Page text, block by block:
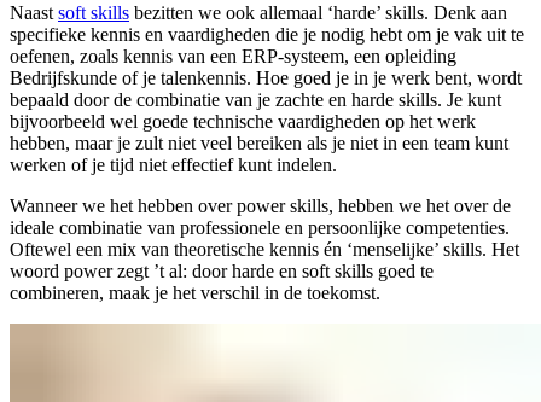
Naast soft skills bezitten we ook allemaal ‘harde’ skills. Denk aan
specifieke kennis en vaardigheden die je nodig hebt om je vak uit te
oefenen, zoals kennis van een ERP-systeem, een opleiding
Bedrijfskunde of je talenkennis. Hoe goed je in je werk bent, wordt
bepaald door de combinatie van je zachte en harde skills. Je kunt
bijvoorbeeld wel goede technische vaardigheden op het werk
hebben, maar je zult niet veel bereiken als je niet in een team kunt
werken of je tijd niet effectief kunt indelen.
Wanneer we het hebben over power skills, hebben we het over de
ideale combinatie van professionele en persoonlijke competenties.
Oftewel een mix van theoretische kennis én ‘menselijke’ skills. Het
woord power zegt ’t al: door harde en soft skills goed te
combineren, maak je het verschil in de toekomst.